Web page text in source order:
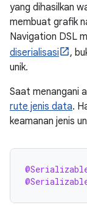
yang dihasilkan
membuat grafik
Navigation DSL
diserialisasi
,
unik.
Saat menangani
rute jenis data.
keamanan jenis